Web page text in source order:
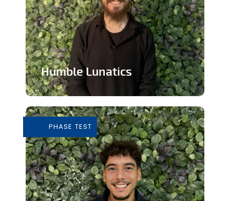
Humble Lunatics
éthique
En savoir plus
PHASE TEST